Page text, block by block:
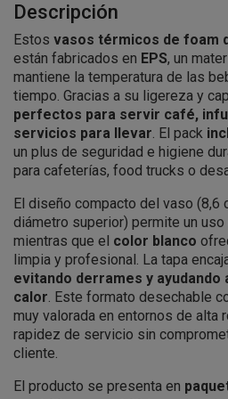
Descripción
Estos vasos térmicos de foam
están fabricados en EPS, un
mantiene la temperatura de las
tiempo. Gracias a su ligereza y
perfectos para servir café,
servicios para llevar. El pack
un plus de seguridad e higiene
para cafeterías, food trucks o
El diseño compacto del vaso (8,6
diámetro superior) permite un
mientras que el color blanco
limpia y profesional. La tapa
evitando derrames y
calor. Este formato desechable
muy valorada en entornos de alta
rapidez de servicio sin
cliente.
El producto se presenta en